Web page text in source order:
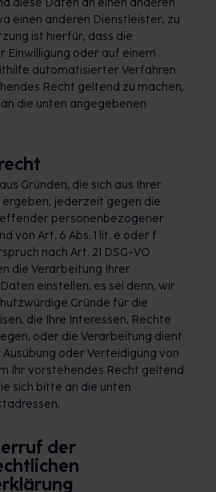
einen anderen Dienstleister, zu
ist hierfür, dass die
Einwilligung oder auf einem
automatisierter Verfahren
Recht geltend zu machen,
die unten angegebenen
Gründen, die sich aus Ihrer
jederzeit gegen die
personenbezogener
von Art. 6 Abs. 1 lit. e oder f
nach Art. 21 DSG-VO
die Verarbeitung Ihrer
einstellen, es sei denn, wir
Gründe für die
die Ihre Interessen, Rechte
oder die Verarbeitung dient
oder Verteidigung von
Ihr vorstehendes Recht geltend
sich bitte an die unten
der